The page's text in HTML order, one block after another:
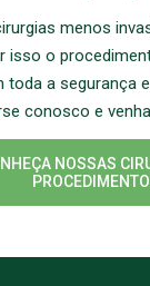
menos
isso o
a segurança e
conosco e
NOSSAS